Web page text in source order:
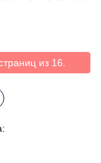
из 16.